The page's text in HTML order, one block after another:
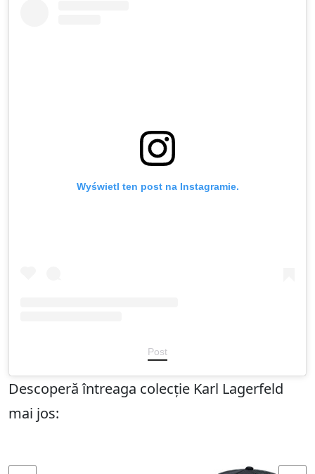
Wyświetl ten post na Instagramie.
Post
Descoperă întreaga colecție Karl Lagerfeld
mai jos: